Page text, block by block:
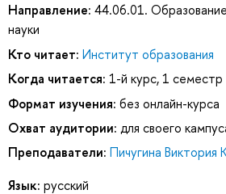
Направление: 44.06.01.
науки
Кто читает: Институт образования
Когда читается: 1-й курс, 1 семестр
Формат изучения: без онлайн-курса
Охват аудитории: для своего
Преподаватели: Пичугина Виктория
Язык: русский